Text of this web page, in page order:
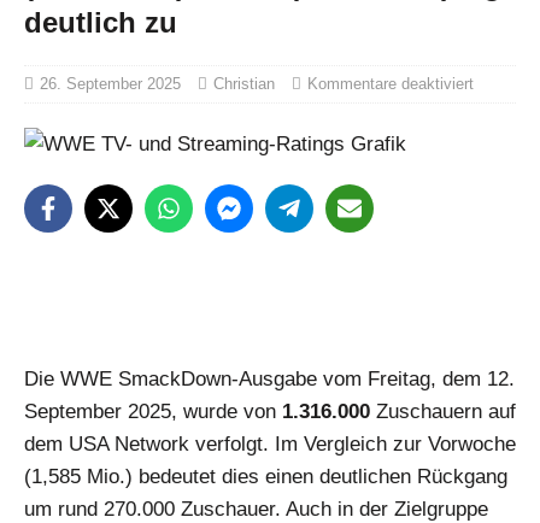
deutlich zu
26. September 2025 Christian Kommentare deaktiviert
Die WWE SmackDown-Ausgabe vom Freitag, dem 12.
September 2025, wurde von 1.316.000 Zuschauern auf
dem USA Network verfolgt. Im Vergleich zur Vorwoche
(1,585 Mio.) bedeutet dies einen deutlichen Rückgang
um rund 270.000 Zuschauer. Auch in der Zielgruppe